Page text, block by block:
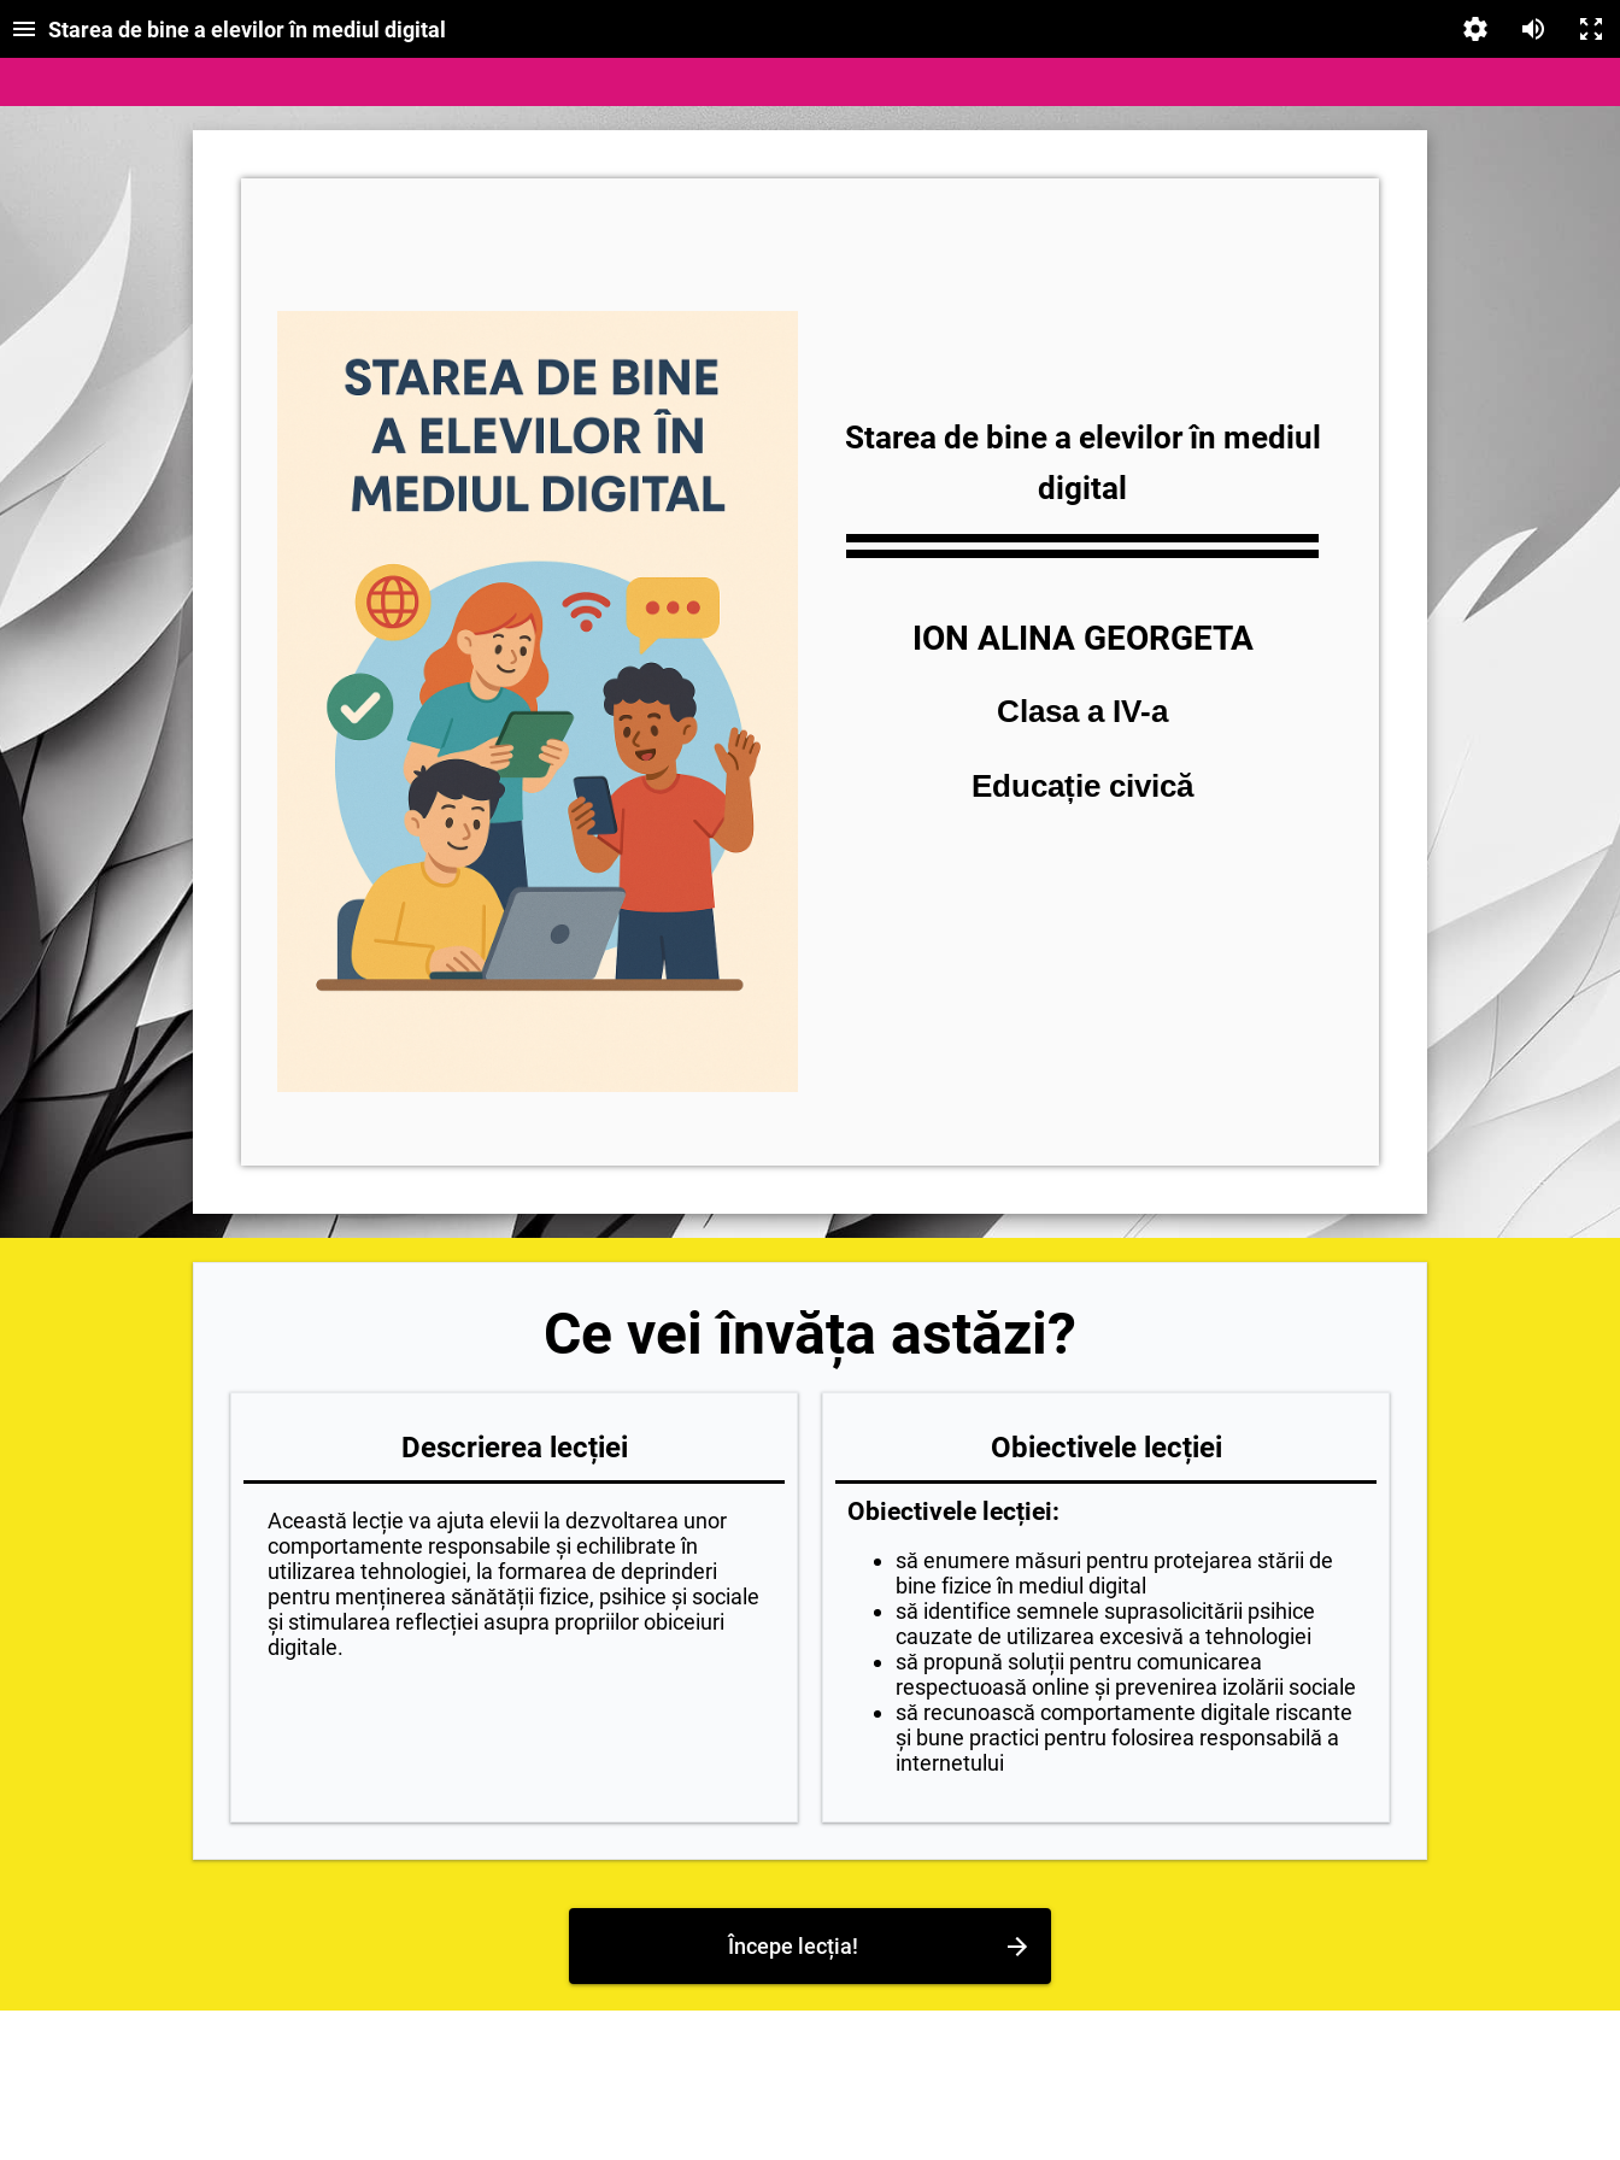
Starea de bine a elevilor în mediul digital
Starea de bine a elevilor în mediul
digital
ION ALINA GEORGETA
Clasa a IV-a
Educație civică
Ce vei învăța astăzi?
Descrierea lecției
Această lecție va ajuta elevii la dezvoltarea unor
comportamente responsabile și echilibrate în
utilizarea tehnologiei, la formarea de deprinderi
pentru menținerea sănătății fizice, psihice și sociale
și stimularea reflecției asupra propriilor obiceiuri
digitale.
Obiectivele lecției
Obiectivele lecției:
să enumere măsuri pentru protejarea stării de
bine fizice în mediul digital
să identifice semnele suprasolicitării psihice
cauzate de utilizarea excesivă a tehnologiei
să propună soluții pentru comunicarea
respectuoasă online și prevenirea izolării sociale
să recunoască comportamente digitale riscante
și bune practici pentru folosirea responsabilă a
internetului
Începe lecția!